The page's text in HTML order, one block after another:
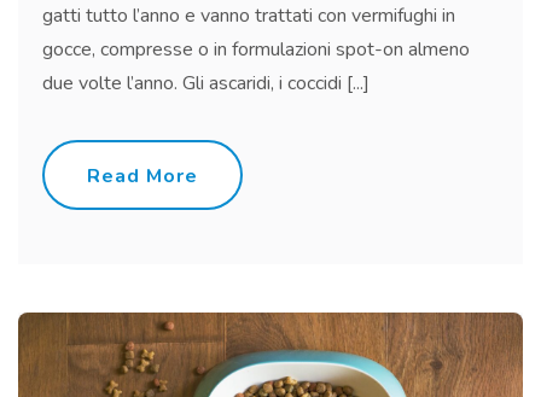
gatti tutto l’anno e vanno trattati con vermifughi in
gocce, compresse o in formulazioni spot-on almeno
due volte l’anno. Gli ascaridi, i coccidi [...]
Read More